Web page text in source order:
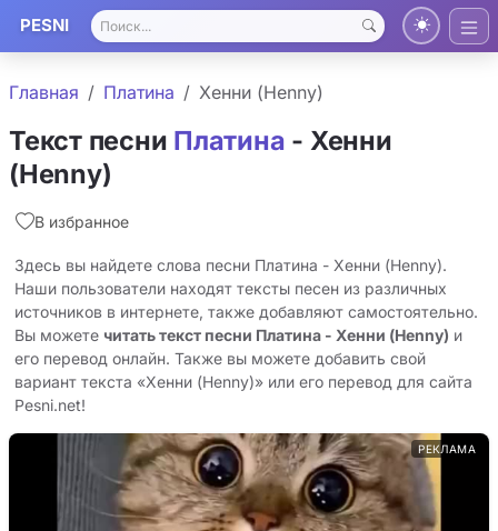
PESNI
Главная Платина Хенни (Henny)
Текст песни Платина - Хенни
(Henny)
В избранное
Здесь вы найдете слова песни Платина - Хенни (Henny).
Наши пользователи находят тексты песен из различных
источников в интернете, также добавляют самостоятельно.
Вы можете читать текст песни Платина - Хенни (Henny) и
его перевод онлайн. Также вы можете добавить свой
вариант текста «Хенни (Henny)» или его перевод для сайта
Pesni.net!
РЕКЛАМА